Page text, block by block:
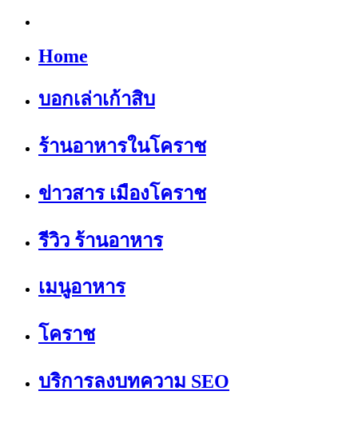
Home
บอกเล่าเก้าสิบ
ร้านอาหารในโคราช
ข่าวสาร เมืองโคราช
รีวิว ร้านอาหาร
เมนูอาหาร
โคราช
บริการลงบทความ SEO